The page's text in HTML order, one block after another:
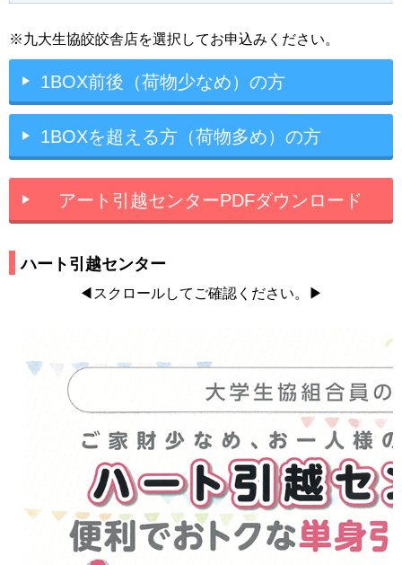
※九大生協皎皎舎店を選択してお申込みください。
1BOX前後（荷物少なめ）の方
1BOXを超える方（荷物多め）の方
アート引越センターPDFダウンロード
ハート引越センター
◀スクロールしてご確認ください。▶